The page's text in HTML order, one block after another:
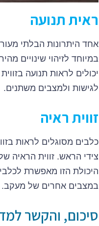
ראית תנועה
אחד היתרונות הבלתי
במיוחד לזיהוי שינויים
יכולים לראות תנועה
לגישות ולמצבים משתנים.
זווית ראיה
כלבים מסוגלים לראות
היכולת הזו מאפשרת
במצבים אחרים של מעקב.
סיכום, והקשר